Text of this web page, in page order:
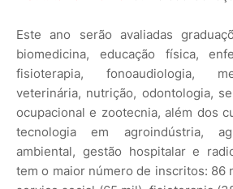
Este ano serão avaliadas
biomedicina, educação física,
fisioterapia, fonoaudiologia,
veterinária, nutrição, odontologia,
ocupacional e zootecnia, além dos
tecnologia em agroindústria,
ambiental, gestão hospitalar e
tem o maior número de inscritos: 86